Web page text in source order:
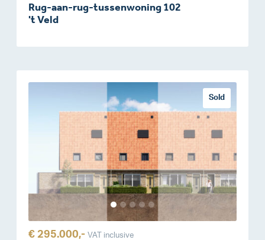
Rug-aan-rug-tussenwoning 102
't Veld
Sold
€ 295.000,- VAT inclusive